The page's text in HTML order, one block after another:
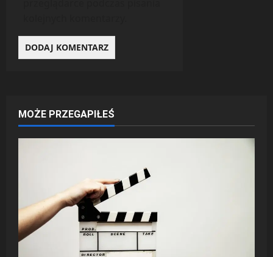
MOŻE PRZEGAPIŁEŚ